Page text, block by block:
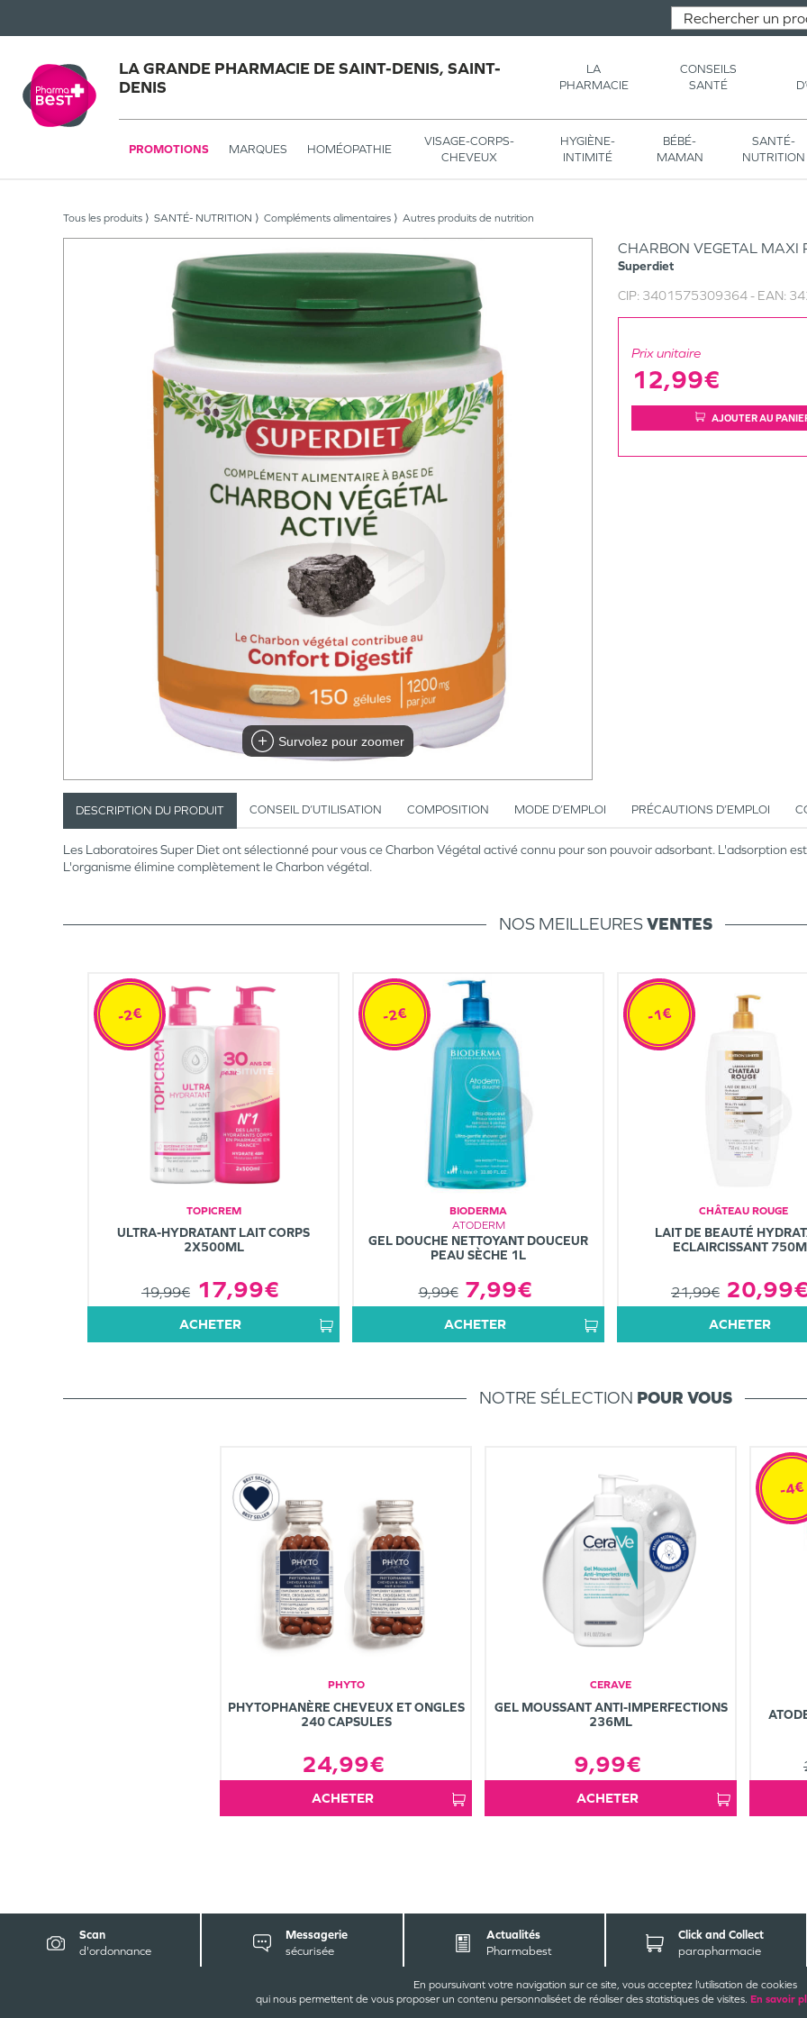
En poursuivant votre navigation sur ce site, vous acceptez l’utilisation de cookies
qui nous permettent de vous proposer un contenu personnaliséet de réaliser des statistiques de visites. En savoir
LA GRANDE PHARMACIE DE SAINT-DENIS, SAINT-
DENIS
LA
PHARMACIE
CONSEILS
SANTÉ
PROMOTIONS MARQUES HOMÉOPATHIE
VISAGE-CORPS-
CHEVEUX
HYGIÈNE-
INTIMITÉ
BÉBÉ-
MAMAN
SANTÉ-
NUTRITION
Tous les produits SANTÉ- NUTRITION Compléments alimentaires Autres produits de nutrition
Survolez pour zoomer
CHARBON VEGETAL MAXI
Superdiet
CIP: 3401575309364- EAN:
Prix unitaire
12,99€
AJOUTER AU
DESCRIPTION DU PRODUIT CONSEIL D’UTILISATION COMPOSITION MODE D’EMPLOI PRÉCAUTIONS D’EMPLOI
Les Laboratoires Super Diet ont sélectionné pour vous ce Charbon Végétal activé connu pour son pouvoir adsorbant. L'adsorption
L'organisme élimine complètement le Charbon végétal.
NOS MEILLEURESVENTES
TOPICREM
ULTRA-HYDRATANT LAIT CORPS
2X500ML
19,99€ 17,99€
-2€
ACHETER
BIODERMA
ATODERM
GEL DOUCHE NETTOYANT DOUCEUR
PEAU SÈCHE 1L
9,99€ 7,99€
-2€
ACHETER
CHÂTEAU ROUGE
LAIT DE BEAUTÉ
ECLAIRCISSANT
21,99€
-1€
ACHETER
NOTRE SÉLECTION POUR VOUS
PHYTO
PHYTOPHANÈRE CHEVEUX ET ONGLES
240 CAPSULES
24,99€
ACHETER
CERAVE
GEL MOUSSANT ANTI-IMPERFECTIONS
236ML
9,99€
ACHETER
-4€
Scan
d'ordonnance
Messagerie
sécurisée
Actualités
Pharmabest
Click and Collect
parapharmacie
CONTACTEZ-NOUS INFORMATIONS